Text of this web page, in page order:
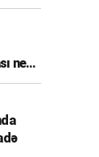
necə